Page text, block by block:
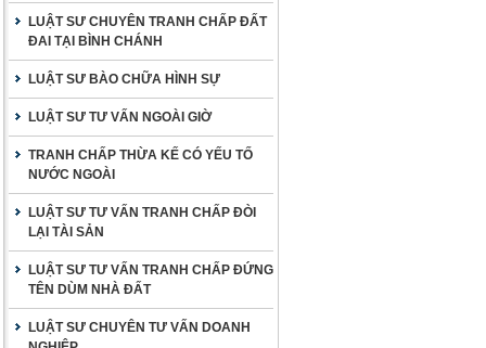
LUẬT SƯ CHUYÊN TRANH CHẤP ĐẤT
ĐAI TẠI BÌNH CHÁNH
LUẬT SƯ BÀO CHỮA HÌNH SỰ
LUẬT SƯ TƯ VẤN NGOÀI GIỜ
TRANH CHẤP THỪA KẾ CÓ YẾU TỐ
NƯỚC NGOÀI
LUẬT SƯ TƯ VẤN TRANH CHẤP ĐÒI
LẠI TÀI SẢN
LUẬT SƯ TƯ VẤN TRANH CHẤP ĐỨNG
TÊN DÙM NHÀ ĐẤT
LUẬT SƯ CHUYÊN TƯ VẤN DOANH